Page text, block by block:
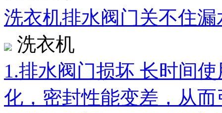
洗衣机排水阀门关不住
洗衣机
1.排水阀门损坏 长时间
化，密封性能变差，从